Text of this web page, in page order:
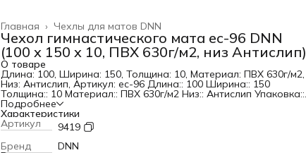
Чехлы для матов DNN
Главная ›
Чехол гимнастического мата ес-96 DNN
(100 x 150 x 10, ПВХ 630г/м2, низ Антислип)
О товаре
Длина: 100, Ширина: 150, Толщина: 10, Материал: ПВХ 630г/м2,
Низ: Антислип, Артикул: ес-96 Длина:: 100 Ширина:: 150
Толщина:: 10 Материал:: ПВХ 630г/м2 Низ:: Антислип Упаковка::
Полиэтилен Тип:: Молния Цвет:: Любой Складывание:: нет
Единица измерения:: шт Тип матов:: Чехол гимнастического
мата
Подробнее
Характеристики
Артикул
9419
Бренд
DNN